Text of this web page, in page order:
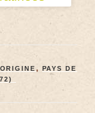
ORIGINE ,
PAYS DE